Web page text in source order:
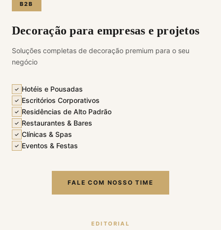
B2B
Decoração para empresas e projetos
Soluções completas de decoração premium para o seu
negócio
✓ Hotéis e Pousadas
✓ Escritórios Corporativos
✓ Residências de Alto Padrão
✓ Restaurantes & Bares
✓ Clínicas & Spas
✓ Eventos & Festas
FALE COM NOSSO TIME
EDITORIAL